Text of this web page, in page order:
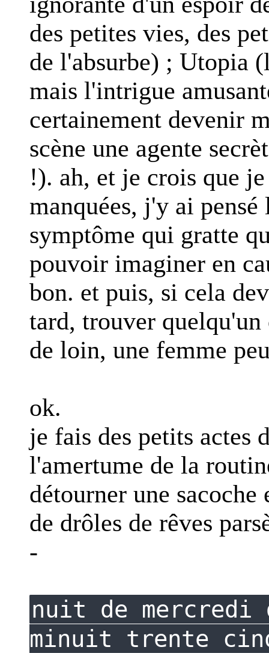
des petites vies, des
de l'absurbe) ; Utopia
mais l'intrigue
certainement devenir
scène une agente
!). ah, et je crois que
manquées, j'y ai
symptôme qui gratte
pouvoir imaginer en
bon. et puis, si cela
tard, trouver quelqu'un
de loin, une femme
ok.
je fais des petits actes
l'amertume de la
détourner une sacoche
de drôles de rêves
-
nuit de
minuit trente